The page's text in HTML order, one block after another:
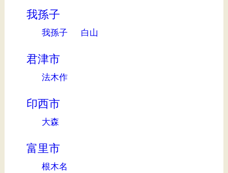
我孫子
我孫子 白山
君津市
法木作
印西市
大森
富里市
根木名